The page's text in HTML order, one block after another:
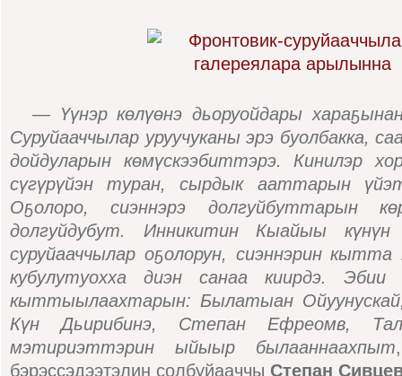
— Үүнэр көлүөнэ дьоруойдары
Суруйааччылар уруучуканы эрэ буолбакка,
дойдуларын көмүскээбиттэрэ. Кинилэр
сүгүрүйэн туран, сырдык ааттарын
Оҕолоро, сиэннэрэ долгуйбуттарын
долгуйдубут. Инникитин Кыайыы күнүн
суруйааччылар оҕолорун, сиэннэрин кытта
кубулутуохха диэн санаа киирдэ. Эбии
кыттыылаахтарын: Былатыан
Күн Дьирибинэ, Степан Ефреомв,
мэтириэттэрин ыйыыр былааннаахпыт
бэрэссэдээтэлин солбуйааччы Степан